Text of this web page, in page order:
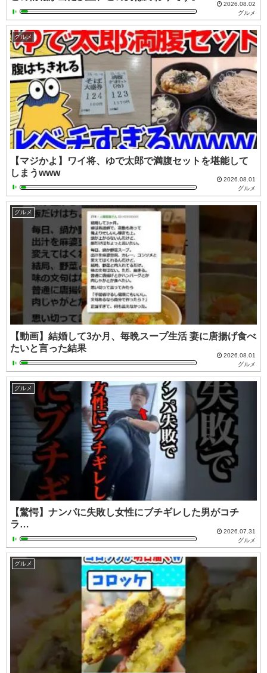
2026.08.02
グルメ
グルメ
【マジかよ】ワイ将、ゆで太郎で満腹セットを堪能して
しまうwww
2026.08.01
グルメ
グルメ
【動画】結婚して3か月、毎晩スープ生活 妻に唐揚げ食べ
たいと言った結果
2026.08.01
グルメ
グルメ
【驚愕】ナンパに失敗し女性にブチギレした男がコチ
ラ…
2026.07.31
グルメ
グルメ